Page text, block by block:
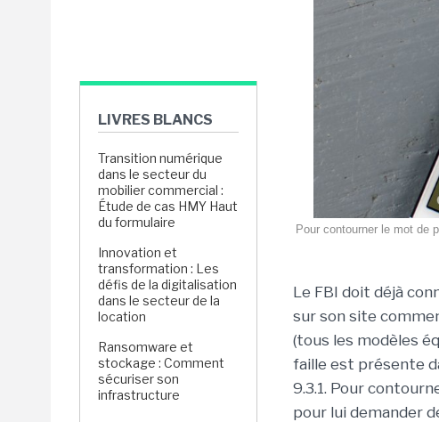
LIVRES BLANCS
Transition numérique
dans le secteur du
mobilier commercial :
Étude de cas HMY Haut
du formulaire
Innovation et
transformation : Les
défis de la digitalisation
dans le secteur de la
location
Ransomware et
stockage : Comment
sécuriser son
infrastructure
Pour contourner le mot de
Le FBI doit déjà
sur son site
(tous les modèles
faille est présente
9.3.1. Pour
pour lui demander